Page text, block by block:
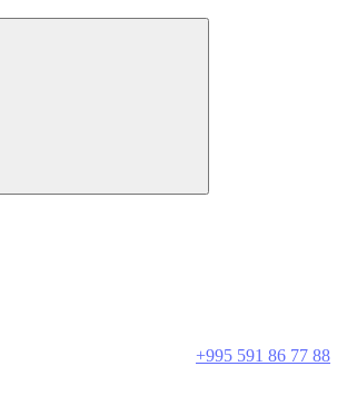
+995 591 86 77 88